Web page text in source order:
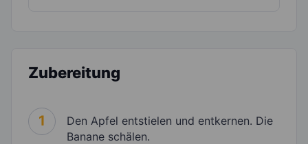
Zubereitung
1
Den Apfel entstielen und entkernen. Die
Banane schälen.